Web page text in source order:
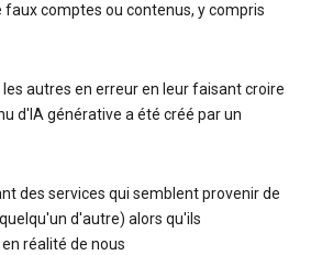
faux comptes ou contenus, y compris
les autres en erreur en leur faisant croire
d'IA générative a été créé par un
des services qui semblent provenir de
d'autre) alors qu'ils
réalité de nous